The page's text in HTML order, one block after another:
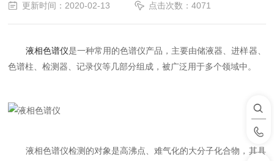
更新时间：2020-02-13 点击次数：4071
液相色谱仪是一种常用的色谱仪产品，主要由储液器、进样器、
色谱柱、检测器、记录仪等几部分组成，被广泛用于多个领域中。
液相色谱仪检测的对象是高沸点、难气化的大分子化合物，其具